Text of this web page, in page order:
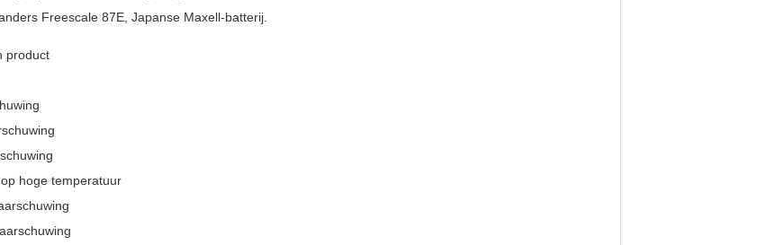
Freescale 87E, Japanse Maxell-batterij.
product
hoge temperatuur